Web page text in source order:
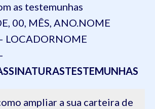
as testemunhas
00, MÊS, ANO.NOME
LOCADORNOME
TESTEMUNHAS
ampliar a sua carteira de